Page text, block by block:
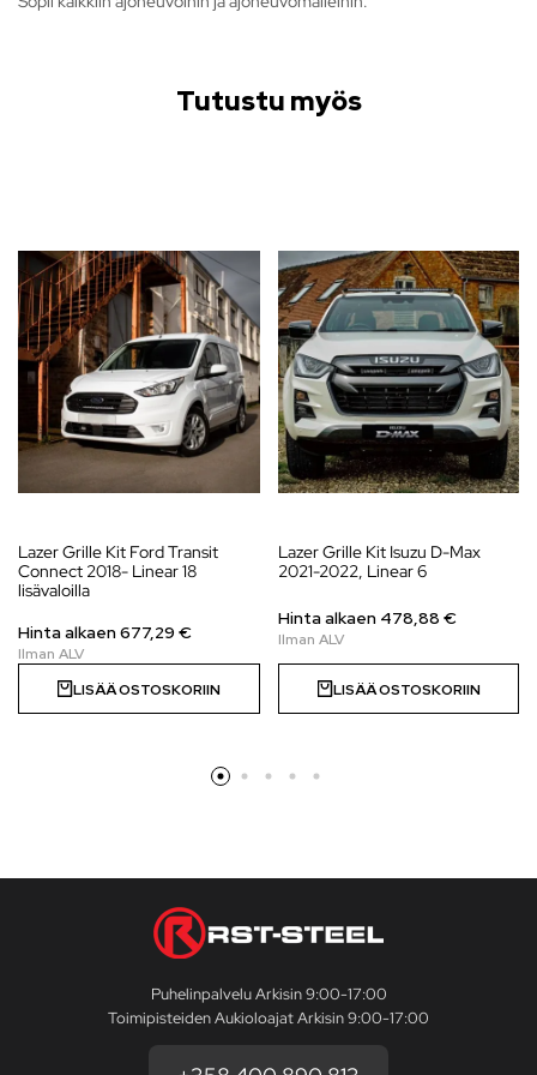
Tutustu myös
Lazer Grille Kit Ford Transit
Connect 2018- Linear 18
lisävaloilla
Hinta alkaen 677,29 €
LISÄÄ OSTOSKORIIN
Lazer Grille Kit Isuzu D-Max
2021-2022, Linear 6
Hinta alkaen 478,88 €
LISÄÄ OSTOSKORIIN
Puhelinpalvelu Arkisin 9:00-17:00
Toimipisteiden Aukioloajat Arkisin 9:00-17:00